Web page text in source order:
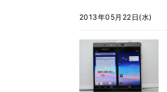
2013年05月22日(水)